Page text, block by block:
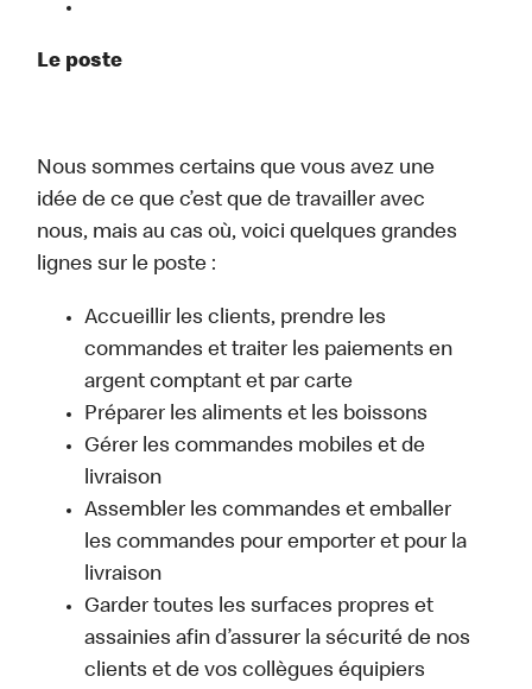
Le poste
Nous sommes certains que vous avez une
idée de ce que c’est que de travailler avec
nous, mais au cas où, voici quelques grandes
lignes sur le poste :
Accueillir les clients, prendre les
commandes et traiter les paiements en
argent comptant et par carte
Préparer les aliments et les boissons
Gérer les commandes mobiles et de
livraison
Assembler les commandes et emballer
les commandes pour emporter et pour la
livraison
Garder toutes les surfaces propres et
assainies afin d’assurer la sécurité de nos
clients et de vos collègues équipiers